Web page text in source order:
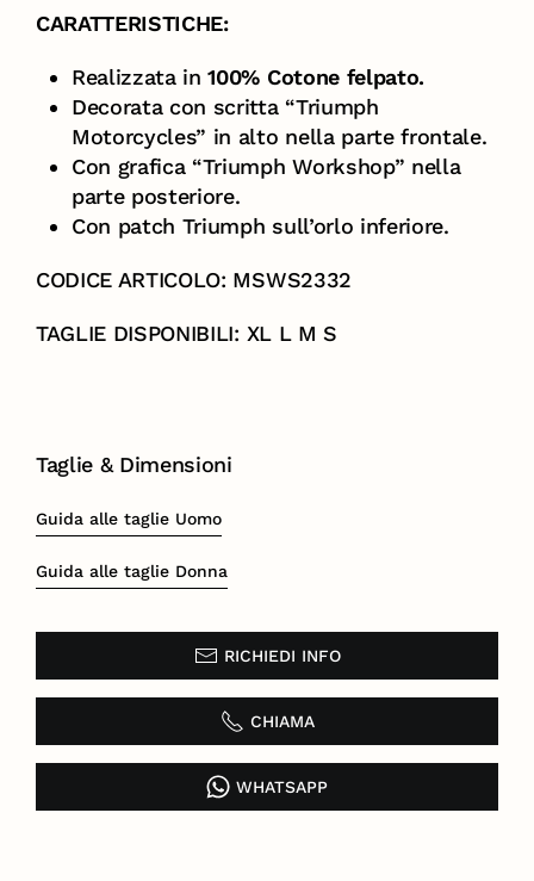
CARATTERISTICHE:
Realizzata in100% Cotone felpato.
Decorata con scritta “Triumph
Motorcycles” in alto nella parte frontale.
Con grafica “Triumph Workshop” nella
parte posteriore.
Con patch Triumph sull’orlo inferiore.
CODICE ARTICOLO: MSWS2332
TAGLIE DISPONIBILI: XL L M S
Taglie & Dimensioni
Guida alle taglie Uomo
Guida alle taglie Donna
RICHIEDI INFO
CHIAMA
WHATSAPP